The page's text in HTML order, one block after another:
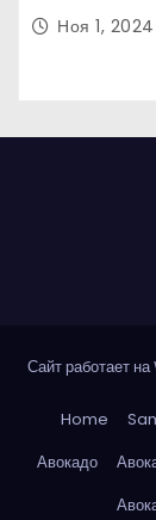
Ноя 1, 2024
Сайт работает
Home
Авокадо